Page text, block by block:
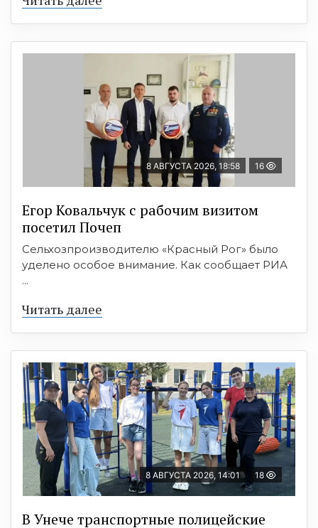
8 АВГУСТА 2026, 18:58 16
Егор Ковальчук с рабочим визитом
посетил Почеп
Сельхозпроизводителю «Красный Рог» было
уделено особое внимание. Как сообщает РИА
...
Читать далее
8 АВГУСТА 2026, 14:01 18
В Унече транспортные полицейские